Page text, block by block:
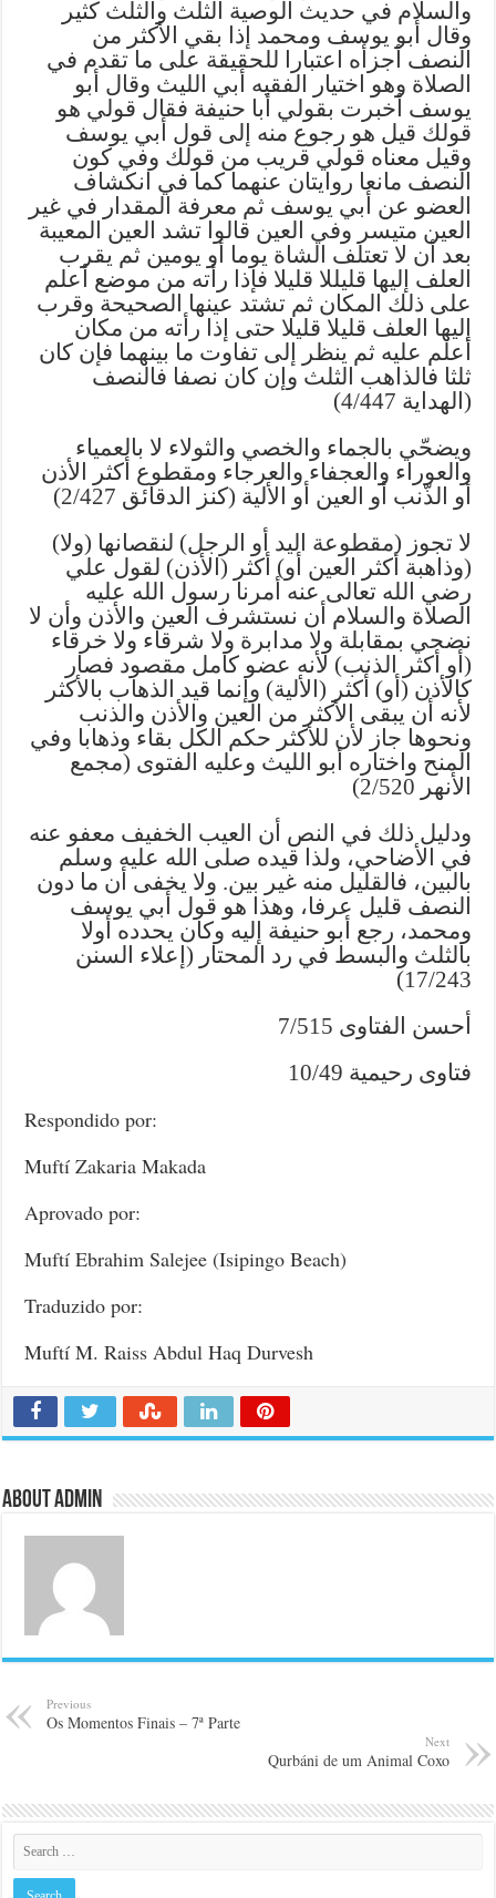
والسلام في حديث الوصية الثلث والثلث كثير
وقال أبو يوسف ومحمد إذا بقي الأكثر من
النصف أجزأه اعتبارا للحقيقة على ما تقدم في
الصلاة وهو اختيار الفقيه أبي الليث وقال أبو
يوسف أخبرت بقولي أبا حنيفة فقال قولي هو
قولك قيل هو رجوع منه إلى قول أبي يوسف
وقيل معناه قولي قريب من قولك وفي كون
النصف مانعا روايتان عنهما كما في انكشاف
العضو عن أبي يوسف ثم معرفة المقدار في غير
العين متيسر وفي العين قالوا تشد العين المعيبة
بعد أن لا تعتلف الشاة يوما أو يومين ثم يقرب
العلف إليها قليللا قليلا فإذا رأته من موضع أعلم
على ذلك المكان ثم تشتد عينها الصحيحة وقرب
إليها العلف قليلا قليلا حتى إذا رأته من مكان
أعلم عليه ثم ينظر إلى تفاوت ما بينهما فإن كان
ثلثا فالذاهب الثلث وإن كان نصفا فالنصف
(الهداية 4/447)
ويضحّي بالجماء والخصي والثولاء لا بالعمياء
والعوراء والعجفاء والعرجاء ومقطوع أكثر الأذن
أو الذّنب أو العين أو الألية (كنز الدقائق 2/427)
(ولا) لا تجوز (مقطوعة اليد أو الرجل) لنقصانها
(وذاهبة أكثر العين أو) أكثر (الأذن) لقول علي
رضي الله تعالى عنه أمرنا رسول الله عليه
الصلاة والسلام أن نستشرف العين والأذن وأن لا
نضحي بمقابلة ولا مدابرة ولا شرقاء ولا خرقاء
(أو أكثر الذنب) لأنه عضو كامل مقصود فصار
كالأذن (أو) أكثر (الألية) وإنما قيد الذهاب بالأكثر
لأنه أن يبقى الأكثر من العين والأذن والذنب
ونحوها جاز لأن للأكثر حكم الكل بقاء وذهابا وفي
المنح واختاره أبو الليث وعليه الفتوى (مجمع
الأنهر 2/520)
ودليل ذلك في النص أن العيب الخفيف معفو عنه
في الأضاحي، ولذا قيده صلى الله عليه وسلم
بالبين، فالقليل منه غير بين. ولا يخفى أن ما دون
النصف قليل عرفا، وهذا هو قول أبي يوسف
ومحمد، رجع أبو حنيفة إليه وكان يحدده أولا
بالثلث والبسط في رد المحتار (إعلاء السنن
17/243)
أحسن الفتاوى 7/515
فتاوى رحيمية 10/49
Respondido por:
Muftí Zakaria Makada
Aprovado por:
Muftí Ebrahim Salejee (Isipingo Beach)
Traduzido por:
Muftí M. Raiss Abdul Haq Durvesh
About admin
Previous
Os Momentos Finais – 7ª Parte
Next
Qurbáni de um Animal Coxo